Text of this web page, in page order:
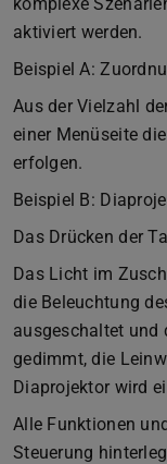
aktiviert werden.
Beispiel A:
Aus der Vielzahl
einer Menüseite
erfolgen.
Beispiel B:
Das Drücken der
Das Licht im
die Beleuchtung
ausgeschaltet und
gedimmt, die
Diaprojektor wird
Alle Funktionen
Steuerung